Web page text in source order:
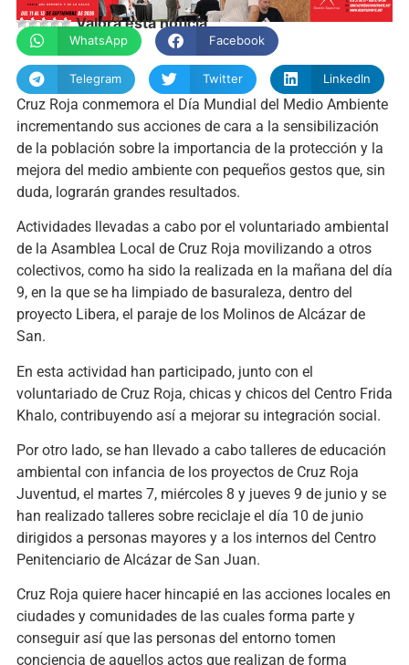
Valora esta noticia
WhatsApp Facebook
Telegram Twitter LinkedIn
Cruz Roja conmemora el Día Mundial del Medio Ambiente
incrementando sus acciones de cara a la sensibilización
de la población sobre la importancia de la protección y la
mejora del medio ambiente con pequeños gestos que, sin
duda, lograrán grandes resultados.
Actividades llevadas a cabo por el voluntariado ambiental
de la Asamblea Local de Cruz Roja movilizando a otros
colectivos, como ha sido la realizada en la mañana del día
9, en la que se ha limpiado de basuraleza, dentro del
proyecto Libera, el paraje de los Molinos de Alcázar de
San.
En esta actividad han participado, junto con el
voluntariado de Cruz Roja, chicas y chicos del Centro Frida
Khalo, contribuyendo así a mejorar su integración social.
Por otro lado, se han llevado a cabo talleres de educación
ambiental con infancia de los proyectos de Cruz Roja
Juventud, el martes 7, miércoles 8 y jueves 9 de junio y se
han realizado talleres sobre reciclaje el día 10 de junio
dirigidos a personas mayores y a los internos del Centro
Penitenciario de Alcázar de San Juan.
Cruz Roja quiere hacer hincapié en las acciones locales en
ciudades y comunidades de las cuales forma parte y
conseguir así que las personas del entorno tomen
conciencia de aquellos actos que realizan de forma